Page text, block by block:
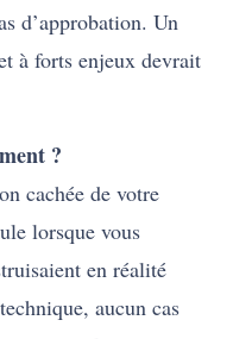
d’approbation. Un
à forts enjeux devrait
?
cachée de votre
lorsque vous
en réalité
aucun cas